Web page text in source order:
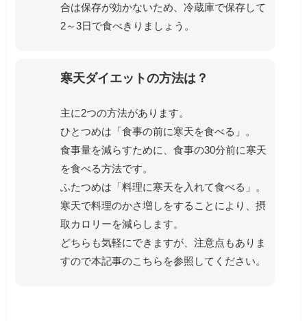
合は保存が効かないため、冷蔵庫で保存して
2～3日で食べきりましょう。
寒天ダイエットの方法は？
主に2つの方法があります。
ひとつめは「食事の前に寒天を食べる」。
食事量を減らすために、食事の30分前に寒天
を食べる方法です。
ふたつめは「料理に寒天を入れて食べる」。
寒天で料理のかさ増しをすることにより、摂
取カロリーを減らします。
どちらも気軽にできますが、注意点もありま
すので本記事のこちらを参照してください。